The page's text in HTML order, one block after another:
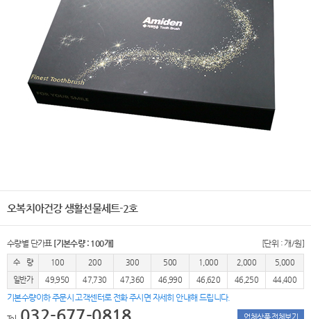
오복치아건강 생활선물세트-2호
수량별 단가표 [기본수량 : 100개] [단위 : 개/원]
수 량 100 200 300 500 1,000 2,000
5,000
일반가
49,950 47,730 47,360 46,990 46,620 46,250 44,400
기본수량이하 주문시 고객센터로 전화 주시면 자세히 안내해 드립니다.